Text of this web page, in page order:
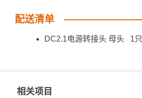
配送清单
DC2.1电源转接头 母头 1只
相关项目